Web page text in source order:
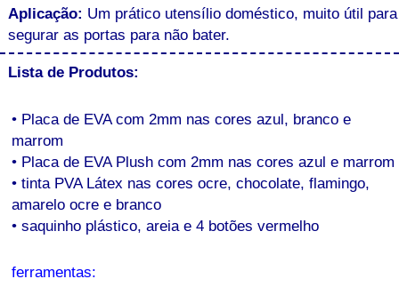
Aplicação: Um prático utensílio doméstico, muito útil para
segurar as portas para não bater.
Lista de Produtos:
• Placa de EVA com 2mm nas cores azul, branco e
marrom
• Placa de EVA Plush com 2mm nas cores azul e marrom
• tinta PVA Látex nas cores ocre, chocolate, flamingo,
amarelo ocre e branco
• saquinho plástico, areia e 4 botões vermelho
ferramentas: